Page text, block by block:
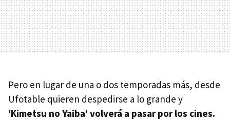
Pero en lugar de una o dos temporadas más, desde
Ufotable quieren despedirse a lo grande y
'Kimetsu no Yaiba' volverá a pasar por los cines.